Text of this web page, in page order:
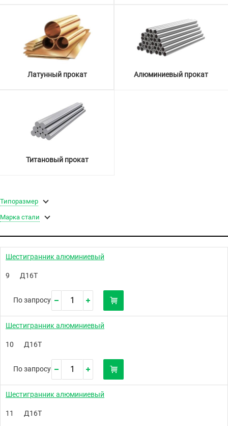
Латунный прокат Алюминиевый прокат
Титановый прокат
Типоразмер
Марка стали
Шестигранник алюминиевый
9 Д16Т
По запросу
Шестигранник алюминиевый
10 Д16Т
По запросу
Шестигранник алюминиевый
11 Д16Т